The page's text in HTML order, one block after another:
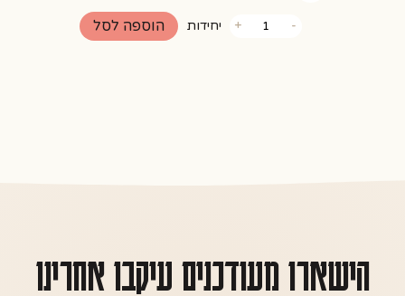
-של
+ יחידות הוספה לסל
הישארו מעודכנים עיקבו אחרינו